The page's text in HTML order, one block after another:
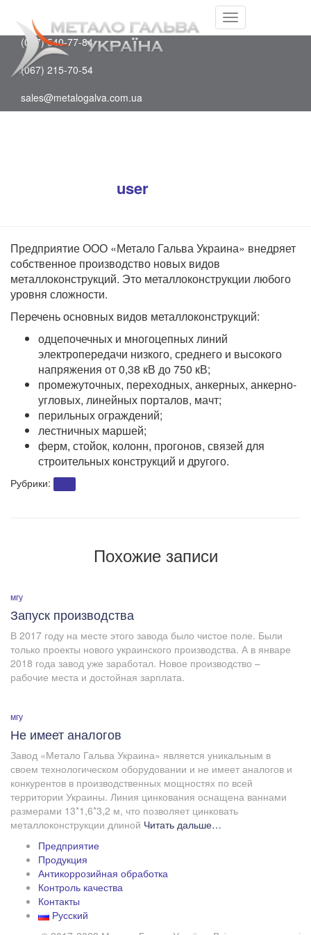
(067) 540-77-84
(067) 215-70-54
sales@metalogalva.com.ua
Переключить
user
Предприятие ООО «Метало Гальва Украина» внедряет
собственное производство новых видов
металлоконструкций. Это металлоконструкции любого
уровня сложности.
Перечень основных видов металлоконструкций:
одцепочечных и многоцепных линий
электропередачи низкого, среднего и высокого
напряжения от 0,38 кВ до 750 кВ;
промежуточных, переходных, анкерных, анкерно-
угловых, линейных порталов, мачт;
перильных ограждений;
лестничных маршей;
ферм, стойок, колонн, прогонов, связей для
строительных конструкций и другого.
Рубрики:
Похожие записи
мгу
Запуск производства
В 2017 году на месте этого завода было чистое поле. Были
только проекты нового украинского производства. А в январе
2018 года завод уже заработал. Новое производство –
рабочие места и достойная зарплата.
мгу
Не имеет аналогов
Завод «Метало Гальва Украина» является уникальным в
своем технологическом оборудовании и не имеет аналогов и
конкурентов в производственных мощностях по всей
территории Украины. Линия цинкования оснащена ваннами
размерами 13*1,6*3,2 м, что позволяет цинковать
металлоконструкции длиной Читать дальше…
Предприятие
Продукция
Антикоррозийная обработка
Контроль качества
Контакты
Русский